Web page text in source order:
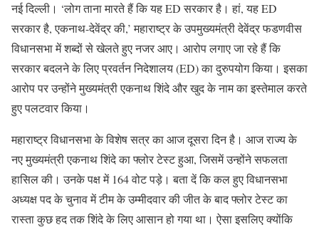
नई दिल्ली। ‘लोग ताना मारते हैं कि यह ED सरकार है। हां, यह ED
सरकार है, एकनाथ-देवेंद्र की,’ महाराष्ट्र के उपमुख्यमंत्री देवेंद्र फडणवीस
विधानसभा में शब्दों से खेलते हुए नजर आए। आरोप लगाए जा रहे हैं कि
सरकार बदलने के लिए प्रवर्तन निदेशालय (ED) का दुरुपयोग किया। इसका
आरोप पर उन्होंने मुख्यमंत्री एकनाथ शिंदे और खुद के नाम का इस्तेमाल करते
हुए पलटवार किया।
महाराष्ट्र विधानसभा के विशेष सत्र का आज दूसरा दिन है। आज राज्य के
नए मुख्यमंत्री एकनाथ शिंदे का फ्लोर टेस्ट हुआ, जिसमें उन्होंने सफलता
हासिल की। उनके पक्ष में 164 वोट पड़े। बता दें कि कल हुए विधानसभा
अध्यक्ष पद के चुनाव में टीम के उम्मीदवार की जीत के बाद फ्लोर टेस्ट का
रास्ता कुछ हद तक शिंदे के लिए आसान हो गया था। ऐसा इसलिए क्योंकि